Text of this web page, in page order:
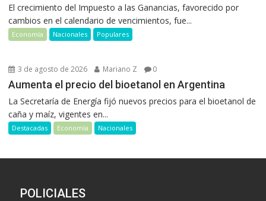
El crecimiento del Impuesto a las Ganancias, favorecido por
cambios en el calendario de vencimientos, fue...
Economía Nacionales Populares
3 de agosto de 2026 Mariano Z 0
Aumenta el precio del bioetanol en Argentina
La Secretaría de Energía fijó nuevos precios para el bioetanol de
caña y maíz, vigentes en...
Destacadas Economía Nacionales
POLICIALES